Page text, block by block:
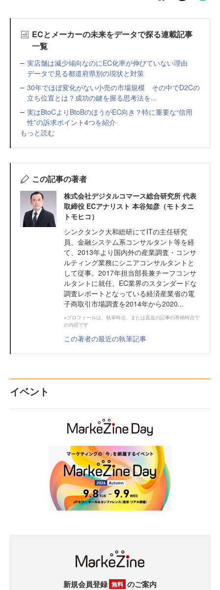
ECとメーカーの未来をデータで探る連載記事
一覧
実店舗は減少傾向なのにEC化率が伸びていない理由
データで見る都道府県別の現状と対策
30年でほぼ変化がない小売の市場規模 その中でD2Cの
立ち位置とは？成功の鍵を握る思考法を...
実はBtoCよりBtoBのほうがEC向き？特に重要な“信用
性”の訴求ポイント4つを紹介
もっと読む
この記事の著者
株式会社デジタルコマース総合研究所 代表
取締役 ECアナリスト 本谷知彦（モトタニ
トモヒコ）
シンクタンク大和総研にてITの主任研究
員、金融システム系コンサルタント等を経
て、2013年より国内外の産業調査・コンサ
ルティング業務にシニアコンサルタントと
して従事。2017年担当部長兼チーフコンサ
ルタントに就任。EC業界のスタンダードな
調査レポートとなっている経済産業省の電
子商取引市場調査を2014年から2020...
※プロフィールは、執筆時点、または直近の記事の寄稿時点で
の内容です
この著者の最近の執筆記事
イベント
新規会員登録 無料 のご案内